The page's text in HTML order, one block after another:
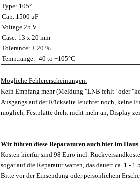
Type: 105°
Cap. 1500 uF
Voltage 25 V
Case: 13 x 20 mm
Tolerance: ± 20 %
Temp.range: -40 to +105°C
Mögliche Fehlererscheinungen:
Kein Empfang mehr (Meldung "LNB fehlt" oder
Ausgangs auf der Rückseite leuchtet noch, keine
möglich, Festplatte dreht nicht mehr an, Display
Wir führen diese Reparaturen auch hier im
Kosten hierfür sind 98 Euro incl.
sogar auf die Reparatur warten, das dauert ca. 1 -
Bitte vor der Einsendung oder persönlichem